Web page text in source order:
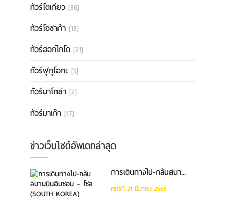
ทัวร์โตเกียว [36]
ทัวร์โอซาก้า [18]
ทัวร์ฮอกไกโด [21]
ทัวร์ฟุกุโอกะ [5]
ทัวร์นาโกย่า [2]
ทัวร์มาเก๊า [17]
ข่าวเว็บไซต์อัพเดทล่าสุด
การเดินทางไป-กลับสนา...
ศุกร์ที่ 21 มีนาคม 2568